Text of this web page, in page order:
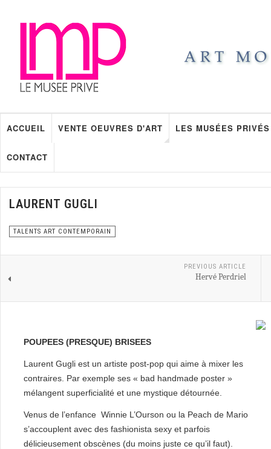
ACCUEIL VENTE OEUVRES D'ART LES MUSÉES PRIVÉS
CONTACT
LAURENT GUGLI
TALENTS ART CONTEMPORAIN
PREVIOUS ARTICLE
Hervé Perdriel
POUPEES (PRESQUE) BRISEES
Laurent Gugli est un artiste post-pop qui aime à mixer les
contraires. Par exemple ses « bad handmade poster »
mélangent superficialité et une mystique détournée.
Venus de l’enfance Winnie L’Ourson ou la Peach de Mario
s’accouplent avec des fashionista sexy et parfois
délicieusement obscènes (du moins juste ce qu’il faut).